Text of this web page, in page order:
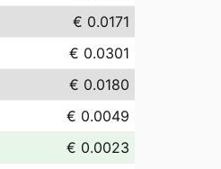
€ 0.0171
€ 0.0301
€ 0.0180
€ 0.0049
€ 0.0023